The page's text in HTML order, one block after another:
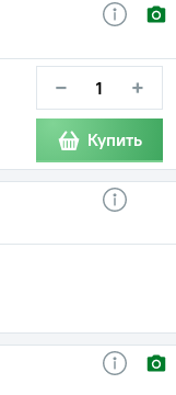
− +
Купить